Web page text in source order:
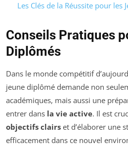
Les Clés de la Réussite pour les
Conseils Pratiques
Diplômés
Dans le monde compétitif
jeune diplômé demande non
académiques, mais aussi une
entrer dans la vie active. Il est
objectifs clairs et d’élaborer une
efficacement dans ce nouvel